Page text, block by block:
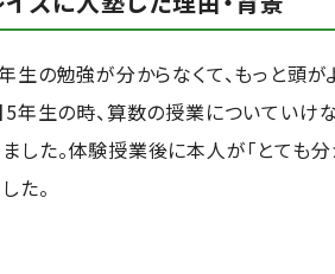
年生の勉強が分からなくて、もっと頭が
5年生の時、算数の授業についていけ
した。体験授業後に本人が「とても分
た。